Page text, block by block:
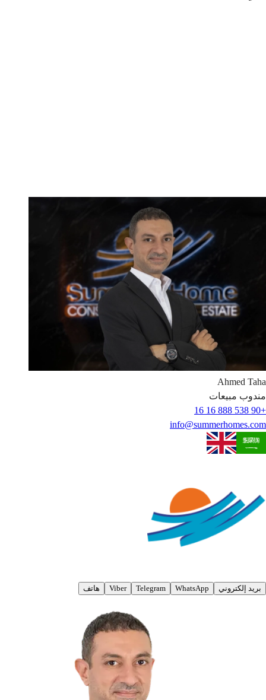
Ahmed Taha
مندوب مبيعات
+90 538 888 16 16
info@summerhomes.com
بريد إلكتروني WhatsApp
Telegram
Viber هاتف